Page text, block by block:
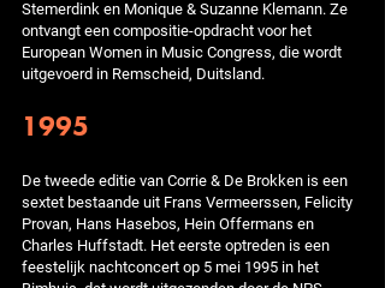
Stemerdink en Monique & Suzanne Klemann. Ze
ontvangt een compositie-opdracht voor het
European Women in Music Congress, die wordt
uitgevoerd in Remscheid, Duitsland.
1995
De tweede editie van Corrie & De Brokken is een
sextet bestaande uit Frans Vermeerssen, Felicity
Provan, Hans Hasebos, Hein Offermans en
Charles Huffstadt. Het eerste optreden is een
feestelijk nachtconcert op 5 mei 1995 in het